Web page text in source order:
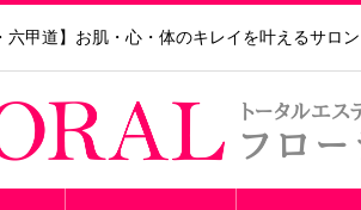
六甲道】お肌・心・体のキレイを叶えるサロン